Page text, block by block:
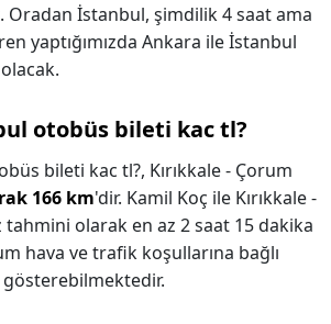
. Oradan İstanbul, şimdilik 4 saat ama
yaptığımızda Ankara ile İstanbul
otobüs bileti kac tl?
bileti kac tl?, Kırıkkale - Çorum
166 km'dir. Kamil Koç ile Kırıkkale -
olarak en az 2 saat 15 dakika
hava ve trafik koşullarına bağlı